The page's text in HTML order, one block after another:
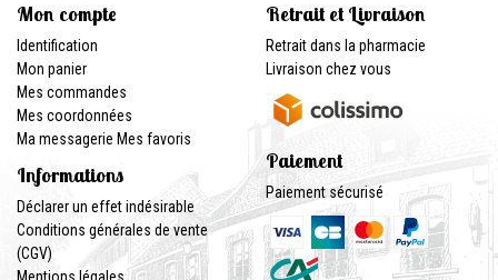
Mon compte
Identification
Mon panier
Mes commandes
Mes coordonnées
Ma messagerie Mes favoris
Informations
Déclarer un effet indésirable
Conditions générales de vente
(CGV)
Retrait et Livraison
Retrait dans la pharmacie
Livraison chez vous
Paiement
Paiement sécurisé